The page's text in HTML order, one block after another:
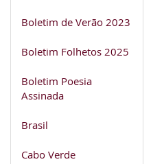
Boletim de Verão 2023
Boletim Folhetos 2025
Boletim Poesia
Assinada
Brasil
Cabo Verde